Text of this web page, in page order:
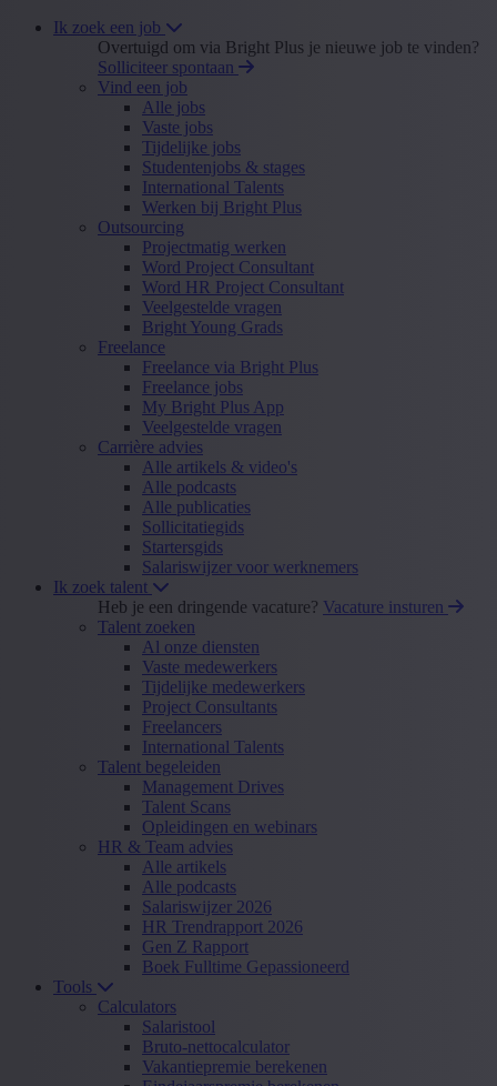
Ik zoek een job
Overtuigd om via Bright Plus je nieuwe job te vinden?
Solliciteer spontaan
Vind een job
Alle jobs
Vaste jobs
Tijdelijke jobs
Studentenjobs & stages
International Talents
Werken bij Bright Plus
Outsourcing
Projectmatig werken
Word Project Consultant
Word HR Project Consultant
Veelgestelde vragen
Bright Young Grads
Freelance
Freelance via Bright Plus
Freelance jobs
My Bright Plus App
Veelgestelde vragen
Carrière advies
Alle artikels & video's
Alle podcasts
Alle publicaties
Sollicitatiegids
Startersgids
Salariswijzer voor werknemers
Ik zoek talent
Heb je een dringende vacature? Vacature insturen
Talent zoeken
Al onze diensten
Vaste medewerkers
Tijdelijke medewerkers
Project Consultants
Freelancers
International Talents
Talent begeleiden
Management Drives
Talent Scans
Opleidingen en webinars
HR & Team advies
Alle artikels
Alle podcasts
Salariswijzer 2026
HR Trendrapport 2026
Gen Z Rapport
Boek Fulltime Gepassioneerd
Tools
Calculators
Salaristool
Bruto-nettocalculator
Vakantiepremie berekenen